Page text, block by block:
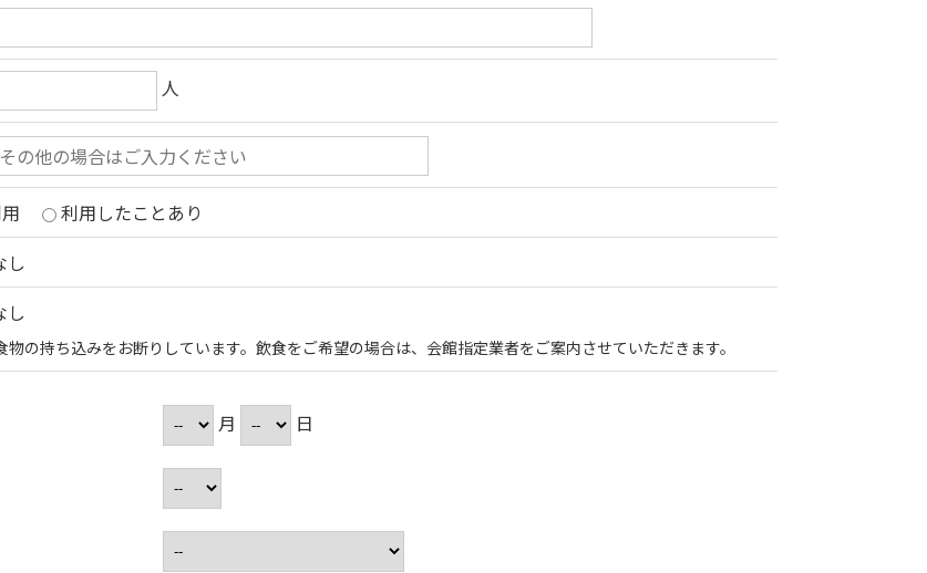
人
利用したことあり
し
し
物の持ち込みをお断りしています。飲食をご希望の場合は、会館指定業者をご案内させていただきます。
月 日